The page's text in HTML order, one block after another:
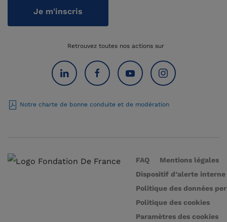
Je m'inscris
Retrouvez toutes nos actions sur
Notre charte de bonne conduite et de modération
FAQ
Mentions légales
Dispositif d’alerte interne
Politique des données
Politique des cookies
Paramètres des cookies